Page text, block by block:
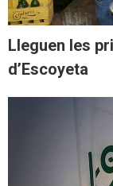
Lleguen les
d’Escoyeta